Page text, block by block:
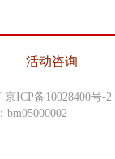
活动咨询
京ICP备10028400号-2
bm05000002